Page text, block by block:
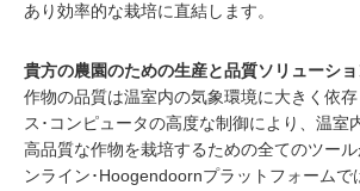
あり効率的な栽培に直結します。
貴方の農園のための生産と品質ソリューシ
作物の品質は温室内の気象環境に大きく依
ス･コンピュータの高度な制御により、温室
高品質な作物を栽培するための全てのツー
ンライン･Hoogendoornプラットフォームで